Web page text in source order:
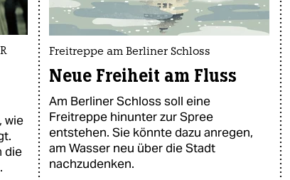
wie
die
Freitreppe am Berliner Schloss
Neue Freiheit am Fluss
Am Berliner Schloss soll eine
Freitreppe hinunter zur Spree
entstehen. Sie könnte dazu anregen,
am Wasser neu über die Stadt
nachzudenken.